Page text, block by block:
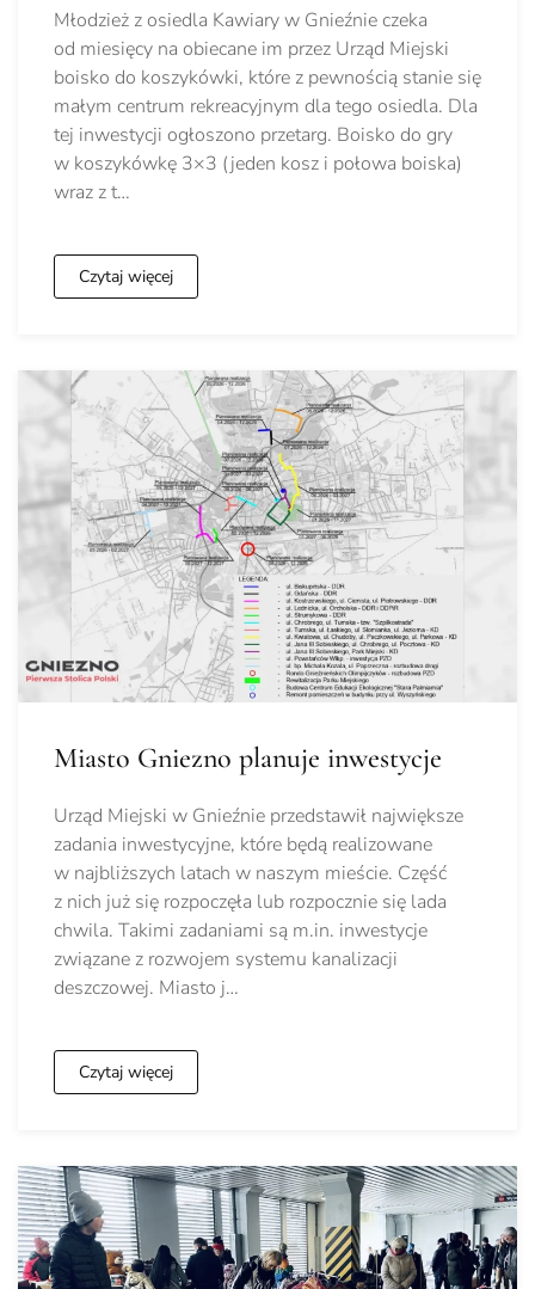
Młodzież z osiedla Kawiary w Gnieźnie czeka
od miesięcy na obiecane im przez Urząd Miejski
boisko do koszykówki, które z pewnością stanie się
małym centrum rekreacyjnym dla tego osiedla. Dla
tej inwestycji ogłoszono przetarg. Boisko do gry
w koszykówkę 3×3 (jeden kosz i połowa boiska)
wraz z t…
Czytaj więcej
Miasto Gniezno planuje inwestycje
Urząd Miejski w Gnieźnie przedstawił największe
zadania inwestycyjne, które będą realizowane
w najbliższych latach w naszym mieście. Część
z nich już się rozpoczęła lub rozpocznie się lada
chwila. Takimi zadaniami są m.in. inwestycje
związane z rozwojem systemu kanalizacji
deszczowej. Miasto j…
Czytaj więcej